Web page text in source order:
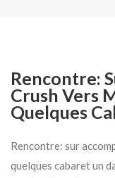
Rencontre:
Crush Vers
Quelques
Rencontre: sur
quelques cabaret un